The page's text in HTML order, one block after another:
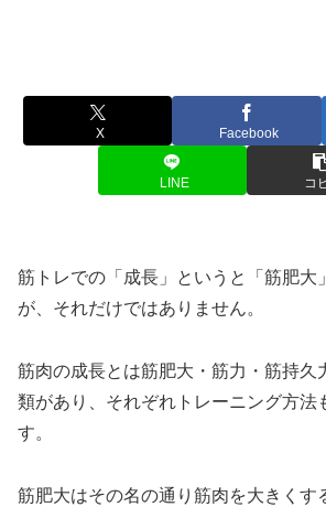
X Facebook
LINE コ
筋トレでの「成長」というと「筋肥大
が、それだけではありません。
筋肉の成長とは筋肥大・筋力・筋持久
類があり、それぞれトレーニング方法
す。
筋肥大はその名の通り筋肉を大きくす